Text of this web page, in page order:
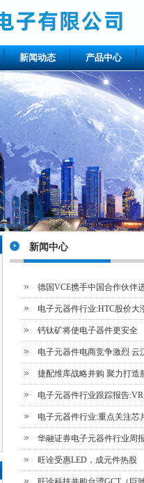
新闻动态 产品中心
新闻中心
德国VCE携手中国合作伙伴
电子元器件行业:HTC股价大
钙钛矿将使电子器件更安全
电子元器件电商竞争激烈 云
捷配维库战略并购 聚力打造
电子元器件行业跟踪报告
电子元器件行业:重点关注芯
华融证券电子元器件行业周
旺诠受惠LED，成元件热股